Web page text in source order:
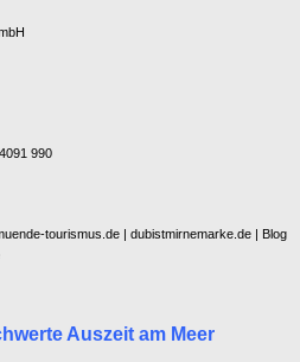
990
tourismus.de | dubistmirnemarke.de | Blog
Auszeit am Meer